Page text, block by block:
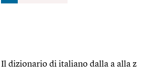
Il dizionario di italiano dalla a alla z